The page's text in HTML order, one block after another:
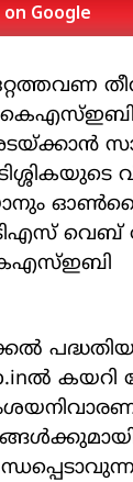
on Google
വെബ്